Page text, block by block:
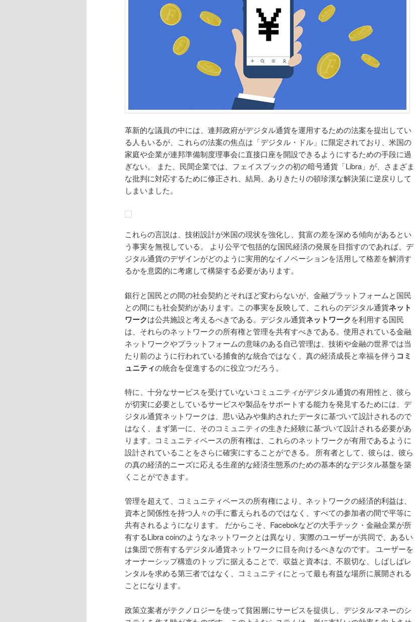
革新的な議員の中には、連邦政府がデジタル通貨を運用するための法案を提出してい
る人もいるが、これらの法案の焦点は「デジタル・ドル」に限定されており、米国の
家庭や企業が連邦準備制度理事会に直接口座を開設できるようにするための手段に過
ぎない。 また、民間企業では、フェイスブックの初の暗号通貨「Libra」が、さまざま
な批判に対応するために修正され、結局、ありきたりの頓珍漢な解決策に逆戻りして
しまいました。
これらの言説は、技術設計が米国の現状を強化し、貧富の差を深める傾向があるとい
う事実を無視している。 より公平で包括的な国民経済の発展を目指すのであれば、デ
ジタル通貨のデザインがどのように実用的なイノベーションを活用して格差を解消す
るかを意図的に考慮して構築する必要があります。
銀行と国民との間の社会契約とそれほど変わらないが、金融プラットフォームと国民
との間にも社会契約があります。この事実を反映して、これらのデジタル通貨ネット
ワークは公共施設と考えるべきである。デジタル通貨ネットワークを利用する国民
は、それらのネットワークの所有権と管理を共有すべきである。使用されている金融
ネットワークやプラットフォームの意味のある自己管理は、技術や金融の世界では当
たり前のように行われている捕食的な統合ではなく、真の経済成長と幸福を伴う コミ
ュニティの統合を促進するのに役立つだろう。
特に、十分なサービスを受けていないコミュニティがデジタル通貨の有用性と、彼ら
が切実に必要としているサービスや製品をサポートする能力を発見するためには、デ
ジタル通貨ネットワークは、思い込みや集約されたデータに基づいて設計されるので
はなく、まず第一に、そのコミュニティの生きた経験に基づいて設計される必要があ
ります。コミュニティベースの所有権は、これらのネットワークが有用であるように
設計されていることをさらに確実にすることができる。 所有者として、彼らは、彼ら
の真の経済的ニーズに応える生産的な経済生態系のための基本的なデジタル基盤を築
くことができます。
管理を超えて、コミュニティベースの所有権により、ネットワークの経済的利益は、
資本と関係性を持つ人々の手に蓄えられるのではなく、すべての参加者の間で平等に
共有されるようになります。 だからこそ、Facebokなどの大手テック・金融企業が所
有するLibra coinのようなネットワークとは異なり、実際のユーザーが共同で、あるい
は集団で所有するデジタル通貨ネットワークに目を向けるべきなのです。 ユーザーを
オーナーシップ構造のトップに据えることで、収益と資本は、不親切な、しばしばレ
ンタルを求める第三者ではなく、コミュニティにとって最も有益な場所に展開される
ことになります。
政策立案者がテクノロジーを使って貧困層にサービスを提供し、デジタルマネーのシ